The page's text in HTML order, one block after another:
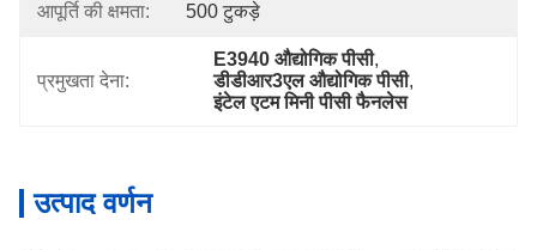
आपूर्ति की क्षमता: 500 टुकड़े
प्रमुखता देना:
E3940 औद्योगिक पीसी,
डीडीआर3एल औद्योगिक पीसी,
इंटेल एटम मिनी पीसी फैनलेस
उत्पाद वर्णन